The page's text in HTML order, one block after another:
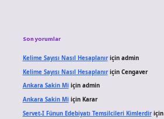
Son yorumlar
Kelime Sayısı Nasıl Hesaplanıriçin admin
Kelime Sayısı Nasıl Hesaplanıriçin Cengaver
Ankara Sakin Miiçin admin
Ankara Sakin Miiçin Karar
Servet-I Fünun Edebiyatı Temsilcileri Kimlerdiriçin